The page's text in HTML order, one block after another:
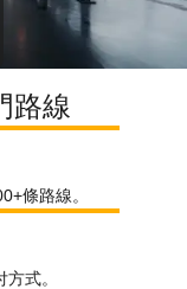
路線
條路線。
式。